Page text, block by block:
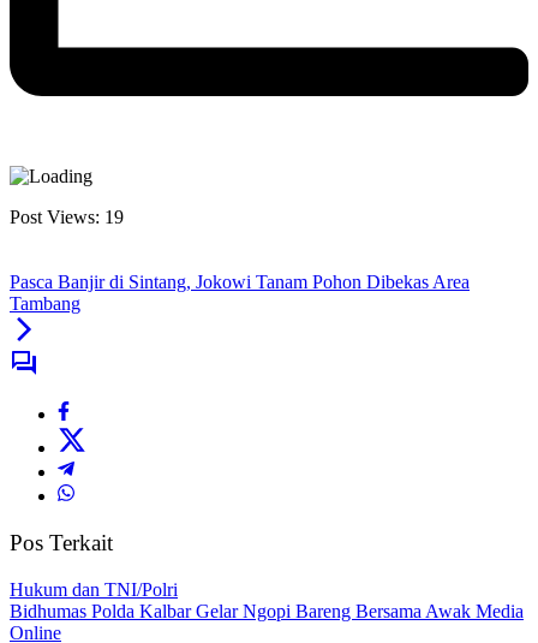
Post Views: 19
Pasca Banjir di Sintang, Jokowi Tanam Pohon Dibekas Area
Tambang
Pos Terkait
Hukum dan TNI/Polri
Bidhumas Polda Kalbar Gelar Ngopi Bareng Bersama Awak Media
Online